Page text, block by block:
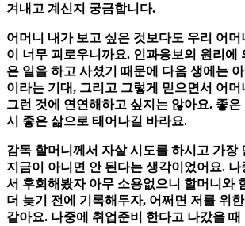
겨내고 계신지 궁금합니다.
어머니 내가 보고 싶은 것보다도 우리 어
이 너무 괴로우니까요. 인과응보의 원리에
은 일을 하고 사셨기 때문에 다음 생에는
이라는 기대, 그리고 그렇게 믿으면서 어
그런 것에 연연해하고 싶지는 않아요. 좋
시 좋은 삶으로 태어나길 바라요.
감독 할머니께서 자살 시도를 하시고 가장
지금이 아니면 안 된다는 생각이었어요.
서 후회해봤자 아무 소용없으니 할머니와
더 늦기 전에 기록해두자, 어쩌면 저를 위
같아요. 나중에 취업준비 한다고 나갔을 때